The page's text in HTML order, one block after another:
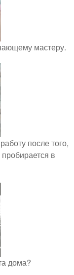
мастеру.
после того,
в
дома?